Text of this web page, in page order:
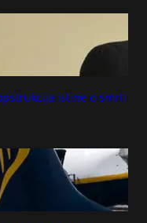
istine o smrti